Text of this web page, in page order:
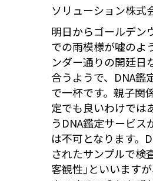
ソリューション株式
明日からゴールデン
での雨模様が嘘のよ
ンダー通りの開廷日
合うようで、DNA鑑
で一杯です。親子関
定でも良いわけでは
うDNA鑑定サービ
は不可となります。
されたサンプルで検
客観性｣といいます